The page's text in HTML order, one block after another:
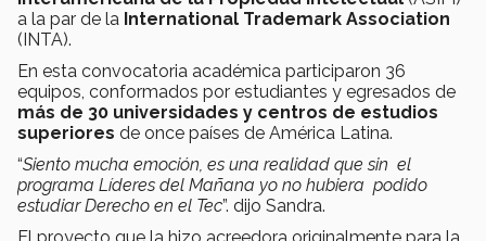
a la par de la International Trademark Association
(INTA).
En esta convocatoria académica participaron 36
equipos, conformados por estudiantes y egresados de
más de 30 universidades y centros de estudios
superiores de once países de América Latina.
“Siento mucha emoción, es una realidad que sin el
programa Líderes del Mañana yo no hubiera podido
estudiar Derecho en el Tec”. dijo Sandra.